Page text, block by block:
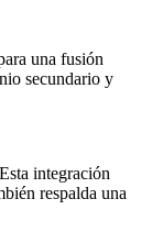
una fusión
secundario y
integración
respalda una